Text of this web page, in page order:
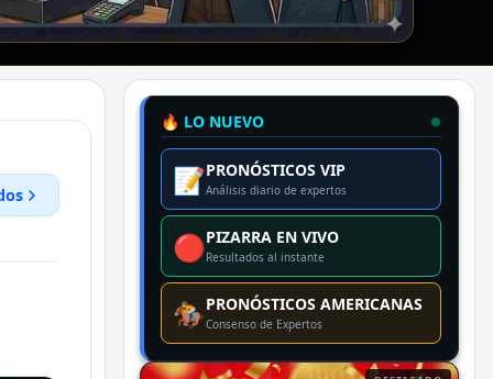
🔥 LO NUEVO
📝PRONÓSTICOS VIP
Análisis diario de expertos
🔴PIZARRA EN VIVO
Resultados al instante
🏇PRONÓSTICOS AMERICANAS
Consenso de Expertos